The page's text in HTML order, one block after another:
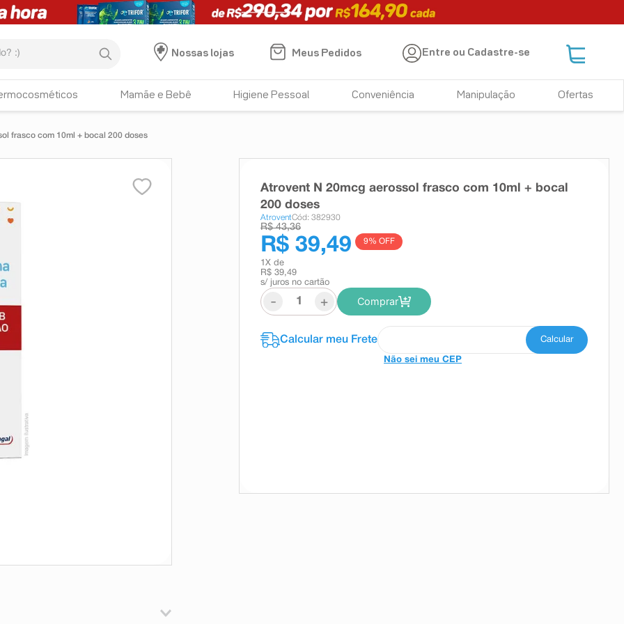
Nossas lojas
Meus Pedidos Entre ou Cadastre-se
Mamãe e Bebê Higiene Pessoal Conveniência Manipulação Ofertas
frasco com 10ml + bocal 200 doses
Atrovent N 20mcg aerossol frasco com 10ml + bocal
200 doses
AtroventCód: 382930
R$ 43,36
R$ 39,49 9% OFF
1 X de
R$ 39,49
s/ juros no cartão
- + Comprar
Não sei meu CEP